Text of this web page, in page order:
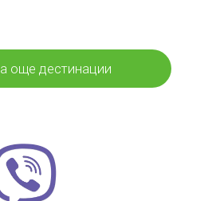
още дестинации